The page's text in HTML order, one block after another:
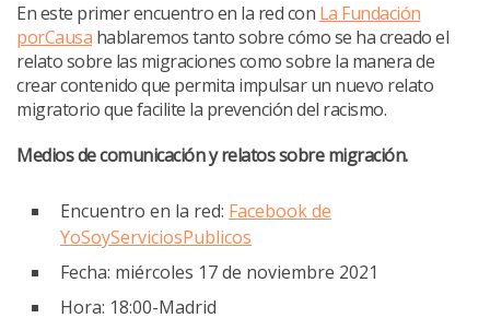
En este primer encuentro en la red con La Fundación
porCausa hablaremos tanto sobre cómo se ha creado el
relato sobre las migraciones como sobre la manera de
crear contenido que permita impulsar un nuevo relato
migratorio que facilite la prevención del racismo.
Medios de comunicación y relatos sobre migración.
Encuentro en la red: Facebook de
YoSoyServiciosPublicos
Fecha: miércoles 17 de noviembre 2021
Hora: 18:00-Madrid